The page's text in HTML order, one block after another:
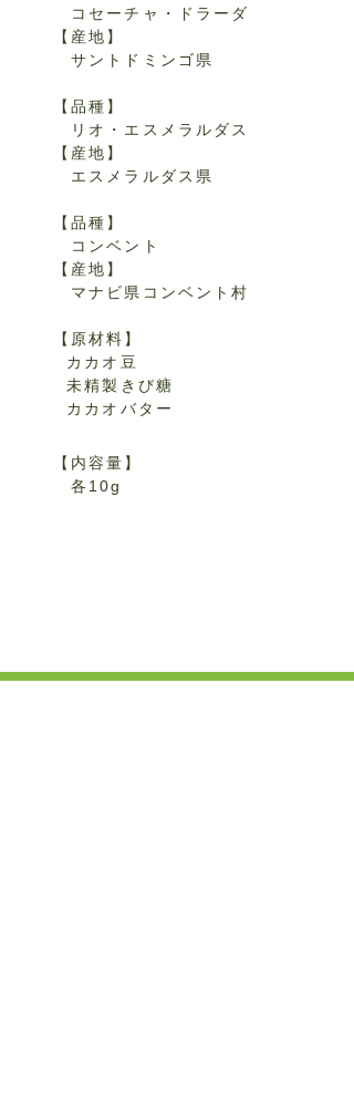
コセーチャ・ドラーダ
【産地】
サントドミンゴ県
【品種】
リオ・ エスメラルダス
【産地】
エスメラルダス県
【品種】
コンベント
【産地】
マナビ県コンベント村
【原材料】
カカオ豆
未精製きび糖
カカオバター
【内容量】
各10g